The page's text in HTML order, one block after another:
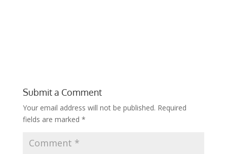
Submit a Comment
Your email address will not be published. Required
fields are marked *